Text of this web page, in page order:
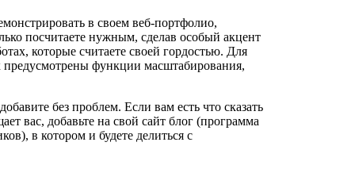
в своем веб-портфолио,
посчитаете нужным, сделав особый акцент
которые считаете своей гордостью. Для
предусмотрены функции масштабирования,
без проблем. Если вам есть что сказать
вас, добавьте на свой сайт блог (программа
в котором и будете делиться с